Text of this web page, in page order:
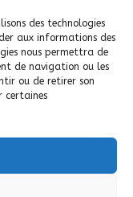
des technologies
aux informations des
nous permettra de
de navigation ou les
ou de retirer son
certaines
Industrie et Services. |